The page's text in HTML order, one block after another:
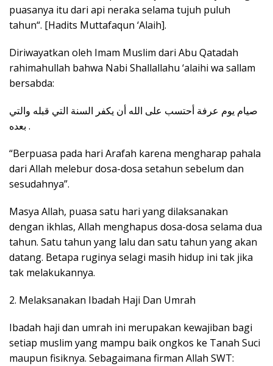
puasanya itu dari api neraka selama tujuh puluh
tahun“. [Hadits Muttafaqun ‘Alaih].
Diriwayatkan oleh Imam Muslim dari Abu Qatadah
rahimahullah bahwa Nabi Shallallahu ‘alaihi wa sallam
bersabda:
صيام يوم عرفة أحتسب على الله أن يكفر السنة التي قبله والتي
بعده .
“Berpuasa pada hari Arafah karena mengharap pahala
dari Allah melebur dosa-dosa setahun sebelum dan
sesudahnya”.
Masya Allah, puasa satu hari yang dilaksanakan
dengan ikhlas, Allah menghapus dosa-dosa selama dua
tahun. Satu tahun yang lalu dan satu tahun yang akan
datang. Betapa ruginya selagi masih hidup ini tak jika
tak melakukannya.
2. Melaksanakan Ibadah Haji Dan Umrah
Ibadah haji dan umrah ini merupakan kewajiban bagi
setiap muslim yang mampu baik ongkos ke Tanah Suci
maupun fisiknya. Sebagaimana firman Allah SWT: